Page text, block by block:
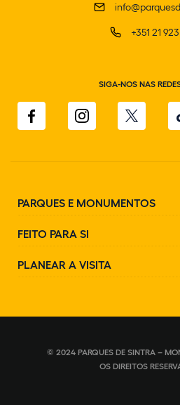
+351 21
SIGA-NOS NAS
PARQUES E MONUMENTOS
FEITO PARA SI
PLANEAR A VISITA
© 2024 PARQUES DE SINTRA –
OS DIREITOS